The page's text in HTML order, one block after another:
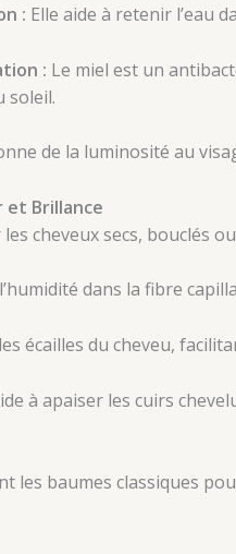
: Elle aide à retenir l’eau
: Le miel est un
soleil.
de la luminosité au
et Brillance
cheveux secs, bouclés
dans la fibre
écailles du cheveu,
à apaiser les cuirs
les baumes classiques